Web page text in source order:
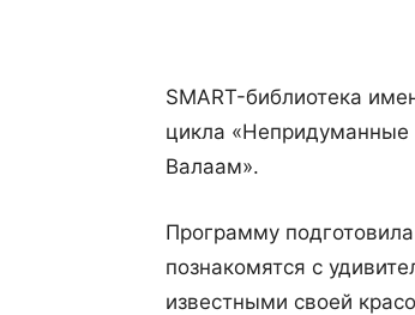
SMART-библиотека
цикла
Валаам».
Программу
познакомятся с
известными своей